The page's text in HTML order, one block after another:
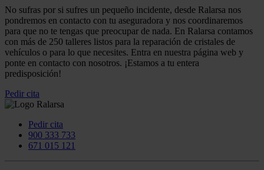
No sufras por si sufres un pequeño incidente, desde Ralarsa nos
pondremos en contacto con tu aseguradora y nos coordinaremos
para que no te tengas que preocupar de nada. En Ralarsa contamos
con más de 250 talleres listos para la reparación de cristales de
vehículos o para lo que necesites. Entra en nuestra página web y
ponte en contacto con nosotros. ¡Estamos a tu entera
predisposición!
Pedir cita
Pedir cita
900 333 733
671 015 121